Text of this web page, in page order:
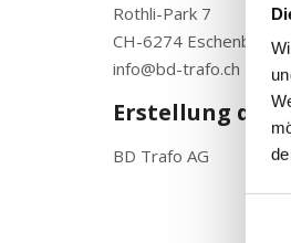
Rothli-Park 7
CH-6274 Eschenbach
info@bd-trafo.ch
Erstellung der
BD Trafo AG